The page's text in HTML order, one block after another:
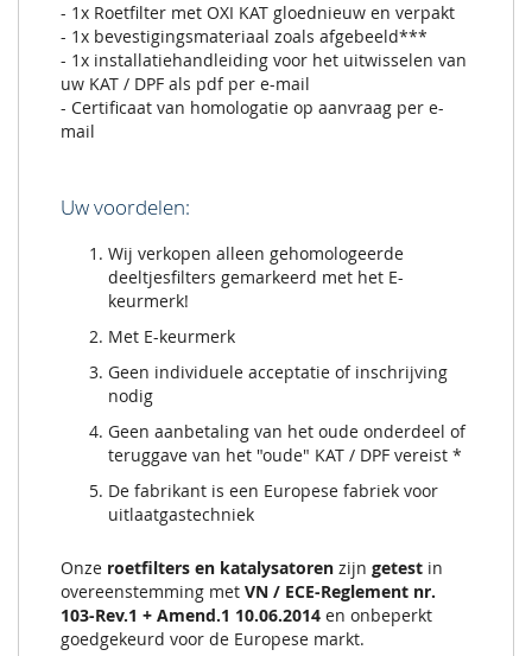
- 1x Roetfilter met OXI KAT gloednieuw en verpakt
- 1x bevestigingsmateriaal zoals afgebeeld***
- 1x installatiehandleiding voor het uitwisselen van
uw KAT / DPF als pdf per e-mail
- Certificaat van homologatie op aanvraag per e-
mail
Uw voordelen:
Wij verkopen alleen gehomologeerde
deeltjesfilters gemarkeerd met het E-
keurmerk!
Met E-keurmerk
Geen individuele acceptatie of inschrijving
nodig
Geen aanbetaling van het oude onderdeel of
teruggave van het "oude" KAT / DPF vereist *
De fabrikant is een Europese fabriek voor
uitlaatgastechniek
Onze roetfilters en katalysatoren zijn getest in
overeenstemming met VN / ECE-Reglement nr.
103-Rev.1 + Amend.1 10.06.2014 en onbeperkt
goedgekeurd voor de Europese markt.